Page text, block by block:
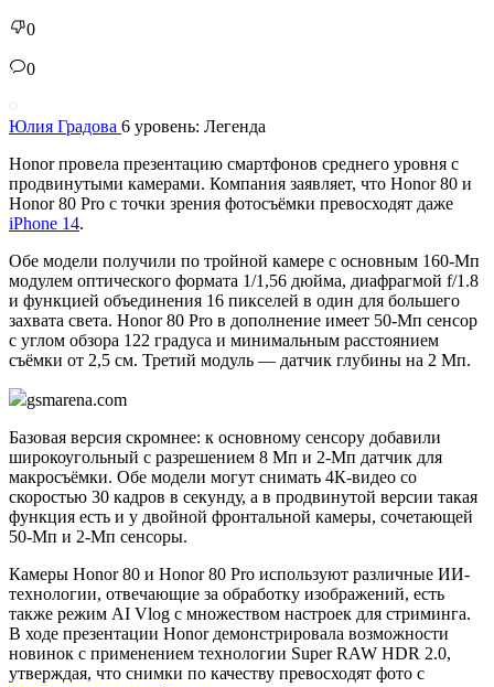
0
0
Юлия Градова 6 уровень: Легенда
Honor провела презентацию смартфонов среднего уровня с
продвинутыми камерами. Компания заявляет, что Honor 80 и
Honor 80 Pro с точки зрения фотосъёмки превосходят даже
iPhone 14.
Обе модели получили по тройной камере с основным 160-Мп
модулем оптического формата 1/1,56 дюйма, диафрагмой f/1.8
и функцией объединения 16 пикселей в один для большего
захвата света. Honor 80 Pro в дополнение имеет 50-Мп сенсор
с углом обзора 122 градуса и минимальным расстоянием
съёмки от 2,5 см. Третий модуль — датчик глубины на 2 Мп.
gsmarena.com
Базовая версия скромнее: к основному сенсору добавили
широкоугольный с разрешением 8 Мп и 2-Мп датчик для
макросъёмки. Обе модели могут снимать 4К-видео со
скоростью 30 кадров в секунду, а в продвинутой версии такая
функция есть и у двойной фронтальной камеры, сочетающей
50-Мп и 2-Мп сенсоры.
Камеры Honor 80 и Honor 80 Pro используют различные ИИ-
технологии, отвечающие за обработку изображений, есть
также режим AI Vlog с множеством настроек для стриминга.
В ходе презентации Honor демонстрировала возможности
новинок с применением технологии Super RAW HDR 2.0,
утверждая, что снимки по качеству превосходят фото с